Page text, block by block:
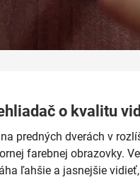
o kvalitu
predných dverách v
farebnej obrazovky.
ľahšie a jasnejšie